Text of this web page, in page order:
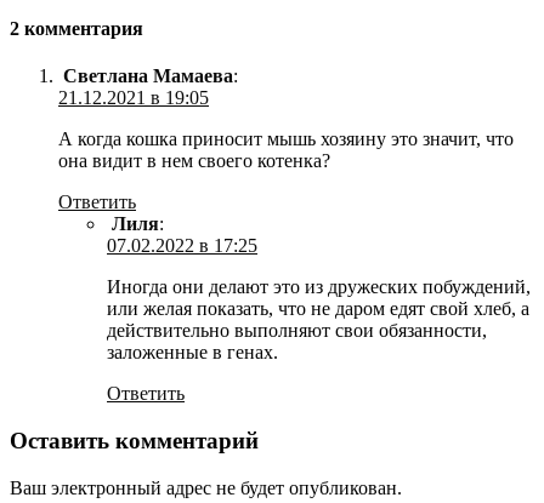
2 комментария
Светлана Мамаева:
21.12.2021 в 19:05
А когда кошка приносит мышь хозяину это значит, что
она видит в нем своего котенка?
Ответить
Лиля:
07.02.2022 в 17:25
Иногда они делают это из дружеских побуждений,
или желая показать, что не даром едят свой хлеб, а
действительно выполняют свои обязанности,
заложенные в генах.
Ответить
Оставить комментарий
Ваш электронный адрес не будет опубликован.